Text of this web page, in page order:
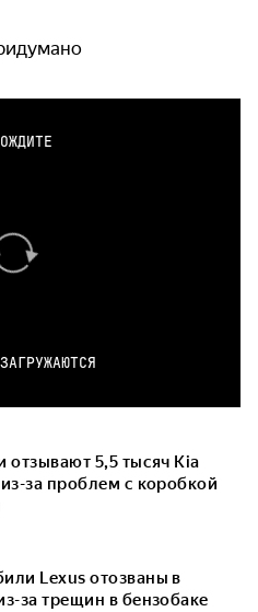
отзывают 5,5 тысяч Kia
за проблем с коробкой
Lexus отозваны в
за трещин в бензобаке